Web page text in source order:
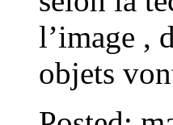
l’image ,
objets